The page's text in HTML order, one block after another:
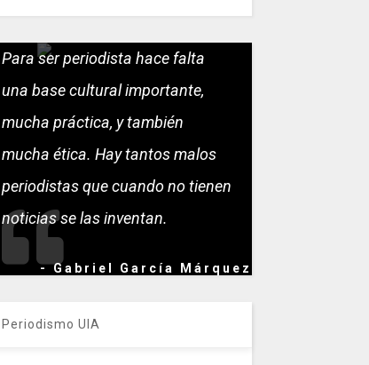
Para ser periodista hace falta
una base cultural importante,
mucha práctica, y también
mucha ética. Hay tantos malos
periodistas que cuando no tienen
noticias se las inventan.
- Gabriel García Márquez
Periodismo UIA